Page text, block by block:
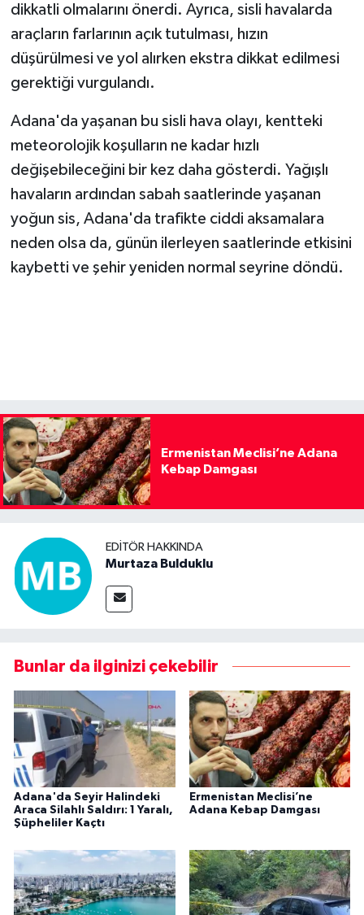
dikkatli olmalarını önerdi. Ayrıca, sisli havalarda
araçların farlarının açık tutulması, hızın
düşürülmesi ve yol alırken ekstra dikkat edilmesi
gerektiği vurgulandı.
Adana'da yaşanan bu sisli hava olayı, kentteki
meteorolojik koşulların ne kadar hızlı
değişebileceğini bir kez daha gösterdi. Yağışlı
havaların ardından sabah saatlerinde yaşanan
yoğun sis, Adana'da trafikte ciddi aksamalara
neden olsa da, günün ilerleyen saatlerinde etkisini
kaybetti ve şehir yeniden normal seyrine döndü.
Ermenistan Meclisi’ne Adana
Kebap Damgası
EDITÖR HAKKINDA
Murtaza Bulduklu
Bunlar da ilginizi çekebilir
Adana'da Seyir Halindeki
Araca Silahlı Saldırı: 1 Yaralı,
Şüpheliler Kaçtı
Ermenistan Meclisi’ne
Adana Kebap Damgası